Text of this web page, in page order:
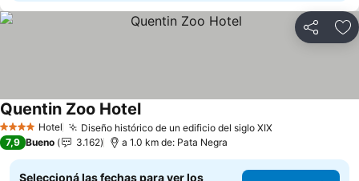
Compartir
4 EstrellasHotel Diseño histórico de un edificio del siglo XIX
Quentin Zoo Hotel
7,9 Bueno 3.162 a 1.0 km de: Pata Negra
Seleccioná las fechas para ver los